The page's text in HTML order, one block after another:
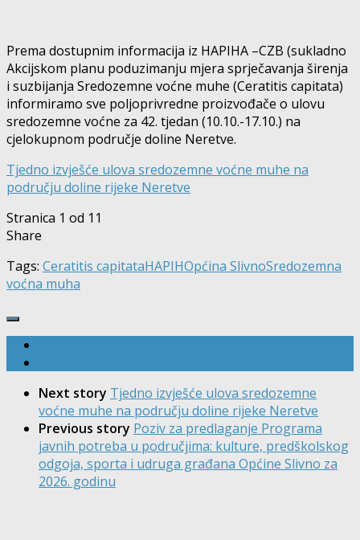
Prema dostupnim informacija iz HAPIHA –CZB (sukladno
Akcijskom planu poduzimanju mjera sprječavanja širenja
i suzbijanja Sredozemne voćne muhe (Ceratitis capitata)
informiramo sve poljoprivredne proizvođače o ulovu
sredozemne voćne za 42. tjedan (10.10.-17.10.) na
cjelokupnom područje doline Neretve.
Tjedno izvješće ulova sredozemne voćne muhe na
području doline rijeke Neretve
Stranica 1 od 1 1
Share
Tags: Ceratitis capitataHAPIHOpćina SlivnoSredozemna
voćna muha
Next story Tjedno izvješće ulova sredozemne
voćne muhe na području doline rijeke Neretve
Previous story Poziv za predlaganje Programa
javnih potreba u područjima: kulture, predškolskog
odgoja, sporta i udruga građana Općine Slivno za
2026. godinu